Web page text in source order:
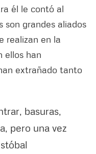
él le contó al
son grandes aliados
realizan en la
ellos han
extrañado tanto
basuras,
pero una vez